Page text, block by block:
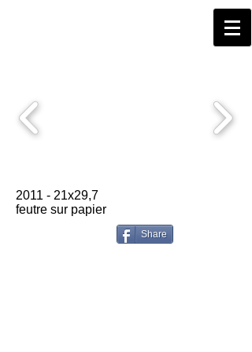
2011 - 21x29,7
feutre sur papier
Share